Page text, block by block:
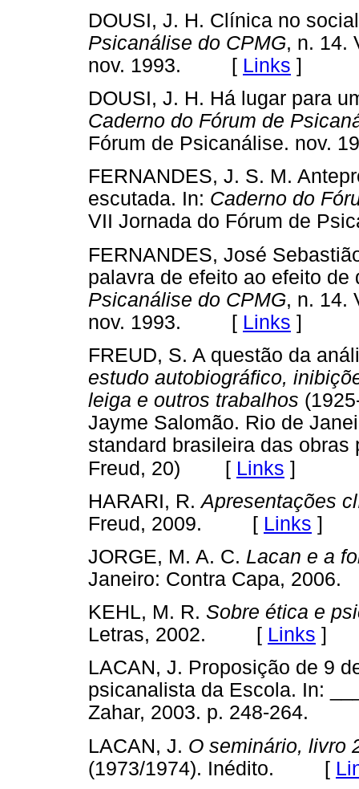
DOUSI, J. H. Clínica no
Psicanálise do CPMG, n. 14.
nov. 1993. [ Links ]
DOUSI, J. H. Há lugar para
Caderno do Fórum de
Fórum de Psicanálise.
FERNANDES, J. S. M.
escutada. In: Caderno do
VII Jornada do Fórum de
FERNANDES, José
palavra de efeito ao efeito
Psicanálise do CPMG, n. 14.
nov. 1993. [ Links ]
FREUD, S. A questão da
estudo autobiográfico,
leiga e outros trabalhos
Jayme Salomão. Rio de
standard brasileira das
Freud, 20) [ Links ]
HARARI, R.Apresentações
Freud, 2009. [ Links ]
JORGE, M. A. C. Lacan e a
Janeiro: Contra Capa,
KEHL, M. R. Sobre ética e
Letras, 2002. [ Links ]
LACAN, J. Proposição de 9
psicanalista da Escola. In:
Zahar, 2003. p. 248-
LACAN, J. O seminário, livro
(1973/1974). Inédito. [